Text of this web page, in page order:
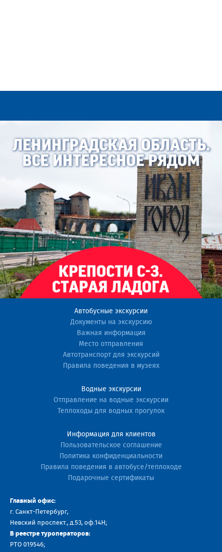
Автобусные экскурсии
Документы на экскурсию
Важная информация
Место отправления
Автотранспорт для экскурсий
Правила поведения в музеях
Водные экскурсии
Отправление на водные экскурсии
Теплоходы для водных прогулок
Информация для клиентов
Пользовательское соглашение
Политика конфиденциальности
Правила поведения в автобусе/теплоходе
Подарочные сертификаты
Главный офис:
г. Санкт-Петербург,
Невский проспект., д.53, оф.14H;
В реестре туроператоров:
РТО 019546;